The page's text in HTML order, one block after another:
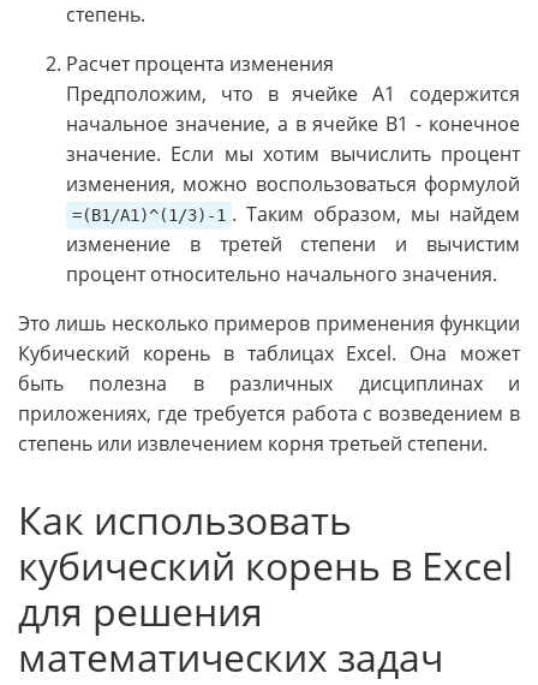
степень.
Расчет процента изменения
Предположим, что в ячейке A1 содержится
начальное значение, а в ячейке B1 - конечное
значение. Если мы хотим вычислить процент
изменения, можно воспользоваться формулой
=(B1/A1)^(1/3)-1 . Таким образом, мы найдем
изменение в третей степени и вычистим
процент относительно начального значения.
Это лишь несколько примеров применения функции
Кубический корень в таблицах Excel. Она может
быть полезна в различных дисциплинах и
приложениях, где требуется работа с возведением в
степень или извлечением корня третьей степени.
Как использовать
кубический корень в Excel
для решения
математических задач